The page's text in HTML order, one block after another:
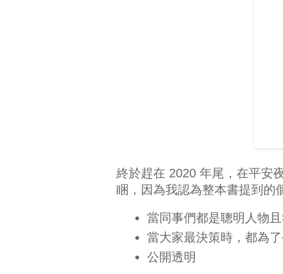
終於趕在 2020 年尾，在平安
睏，因為我認為整本書提到的
當同事們都是聰明人物
當大家最決策時，都為
公開透明